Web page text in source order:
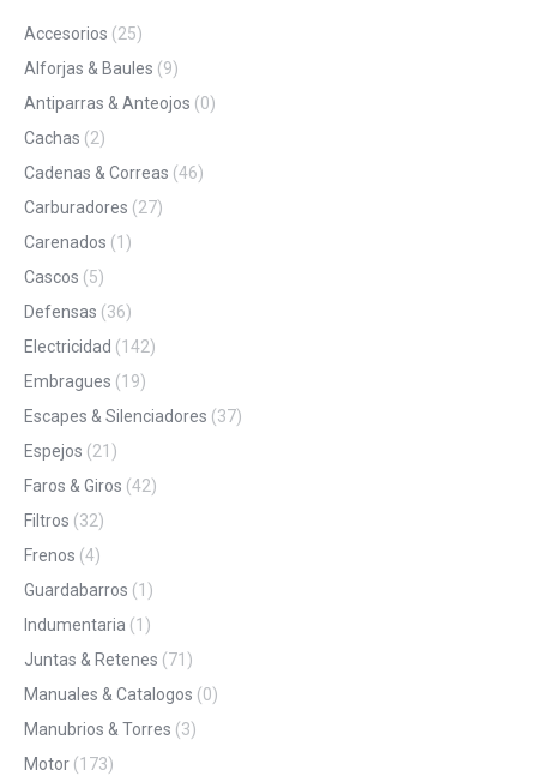
Accesorios (25)
Alforjas & Baules (9)
Antiparras & Anteojos (0)
Cachas (2)
Cadenas & Correas (46)
Carburadores (27)
Carenados (1)
Cascos (5)
Defensas (36)
Electricidad (142)
Embragues (19)
Escapes & Silenciadores (37)
Espejos (21)
Faros & Giros (42)
Filtros (32)
Frenos (4)
Guardabarros (1)
Indumentaria (1)
Juntas & Retenes (71)
Manuales & Catalogos (0)
Manubrios & Torres (3)
Motor (173)